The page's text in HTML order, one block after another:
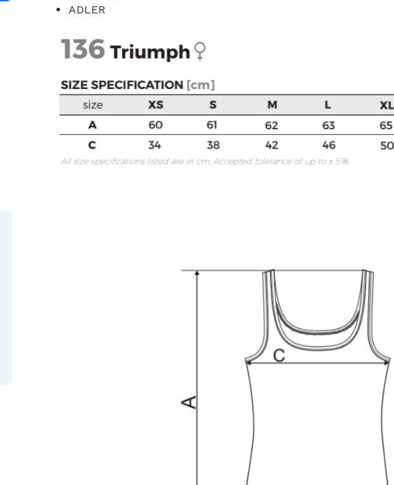
ADLER